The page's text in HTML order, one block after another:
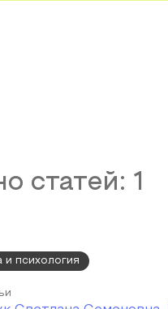
статей: 1
и психология